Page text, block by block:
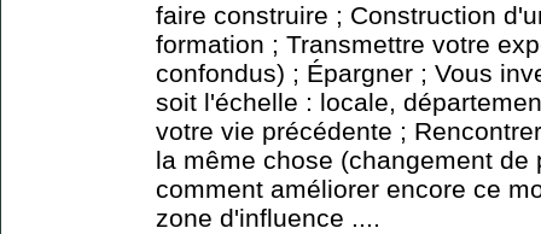
faire construire ; Construction
formation ; Transmettre votre
confondus) ; Épargner ; Vous
soit l'échelle : locale,
votre vie précédente ;
la même chose (changement de
comment améliorer encore ce
zone d'influence ....